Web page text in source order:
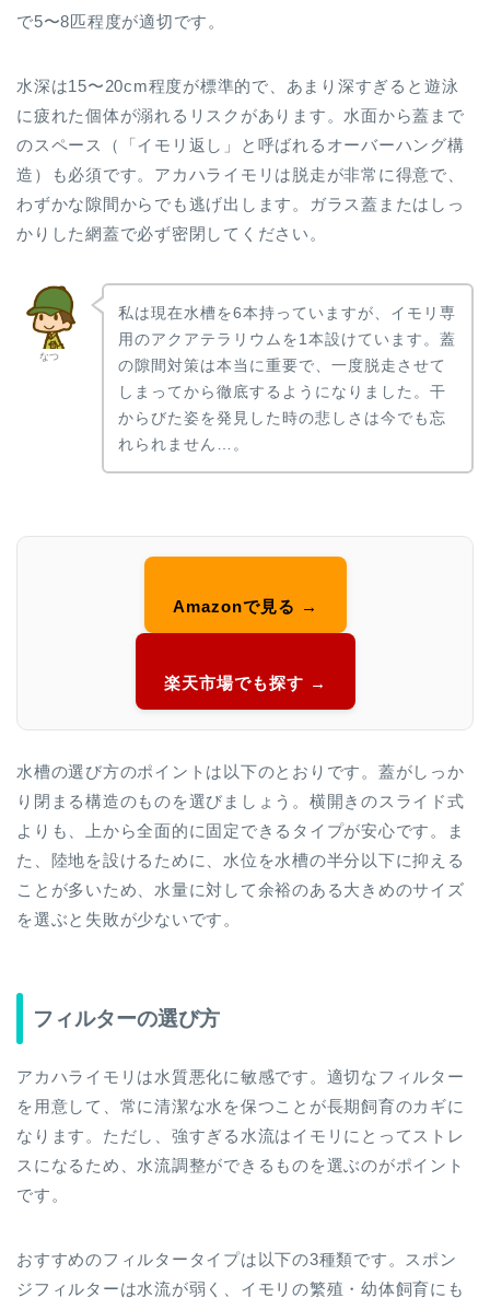
で5〜8匹程度が適切です。
水深は15〜20cm程度が標準的で、あまり深すぎると遊泳
に疲れた個体が溺れるリスクがあります。水面から蓋まで
のスペース（「イモリ返し」と呼ばれるオーバーハング構
造）も必須です。アカハライモリは脱走が非常に得意で、
わずかな隙間からでも逃げ出します。ガラス蓋またはしっ
かりした網蓋で必ず密閉してください。
なつ
私は現在水槽を6本持っていますが、イモリ専
用のアクアテラリウムを1本設けています。蓋
の隙間対策は本当に重要で、一度脱走させて
しまってから徹底するようになりました。干
からびた姿を発見した時の悲しさは今でも忘
れられません…。
Amazonで見る →
楽天市場でも探す →
水槽の選び方のポイントは以下のとおりです。蓋がしっか
り閉まる構造のものを選びましょう。横開きのスライド式
よりも、上から全面的に固定できるタイプが安心です。ま
た、陸地を設けるために、水位を水槽の半分以下に抑える
ことが多いため、水量に対して余裕のある大きめのサイズ
を選ぶと失敗が少ないです。
フィルターの選び方
アカハライモリは水質悪化に敏感です。適切なフィルター
を用意して、常に清潔な水を保つことが長期飼育のカギに
なります。ただし、強すぎる水流はイモリにとってストレ
スになるため、水流調整ができるものを選ぶのがポイント
です。
おすすめのフィルタータイプは以下の3種類です。スポン
ジフィルターは水流が弱く、イモリの繁殖・幼体飼育にも